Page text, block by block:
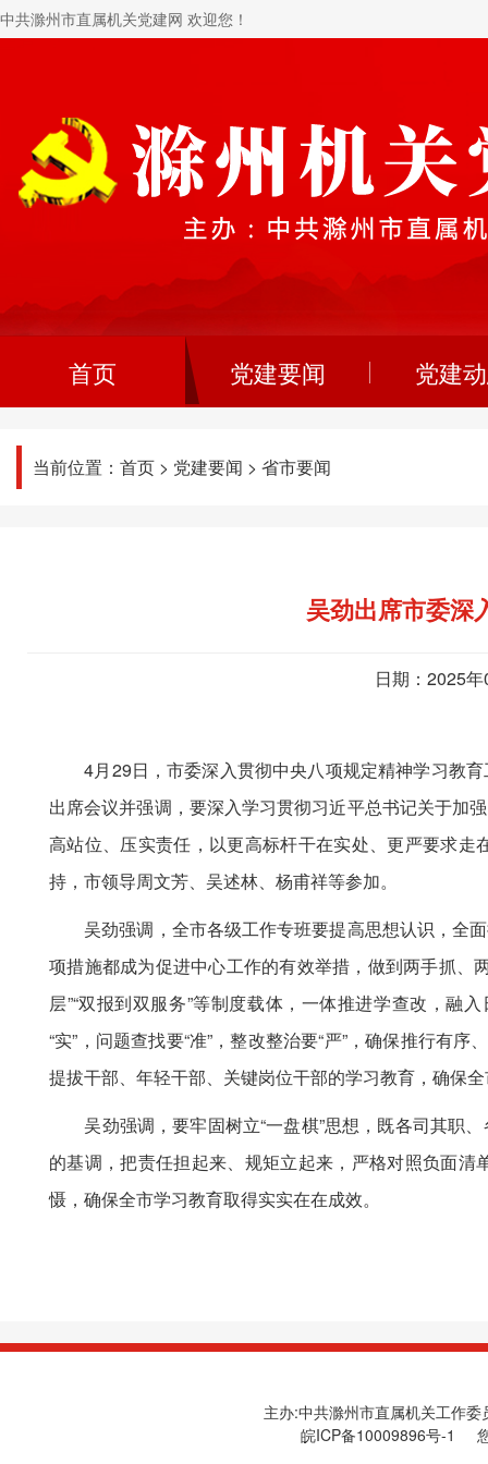
中共滁州市直属机关党建网 欢迎您！
首页 党建要闻 党建
当前位置： 首页 > 党建要闻 > 省市要闻
吴劲出席市委深
日期：2025
4月29日，市委深入贯彻中央八项规定精神学习教育
出席会议并强调，要深入学习贯彻习近平总书记关于加
高站位、压实责任，以更高标杆干在实处、更严要求
持，市领导周文芳、吴述林、杨甫祥等参加。
吴劲强调，全市各级工作专班要提高思想认识，全面
项措施都成为促进中心工作的有效举措，做到两手抓、
层”“双报到双服务”等制度载体，一体推进学查改，融
“实”，问题查找要“准”，整改整治要“严”，确保推行有
提拔干部、年轻干部、关键岗位干部的学习教育，确保
吴劲强调，要牢固树立“一盘棋”思想，既各司其职、
的基调，把责任担起来、规矩立起来，严格对照负面
慑，确保全市学习教育取得实实在在成效。
主办:中共滁州市直属机关工作
皖ICP备10009896号-1
您